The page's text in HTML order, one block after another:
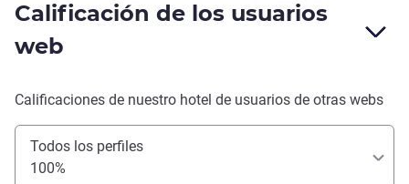
Calificación de los usuarios
web
Calificaciones de nuestro hotel de usuarios de otras webs
Todos los perfiles
100%